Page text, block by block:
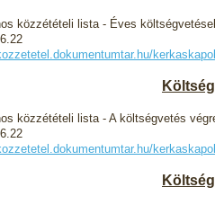
közzétételi lista - Éves
közzétételi lista - A költségvetés